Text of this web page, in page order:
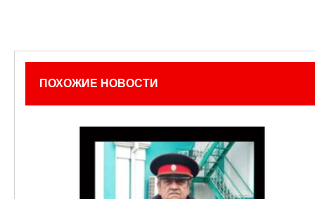
ПОХОЖИЕ НОВОСТИ